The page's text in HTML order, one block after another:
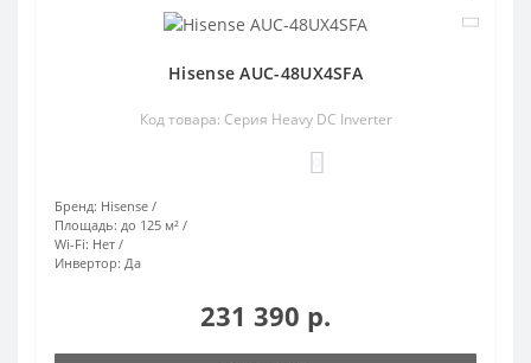
Hisense AUC-48UX4SFA
Код товара: Серия Heavy DC Inverter
Бренд: Hisense
Площадь: до 125 м²
Wi-Fi: Нет
Инвертор: Да
231 390 р.